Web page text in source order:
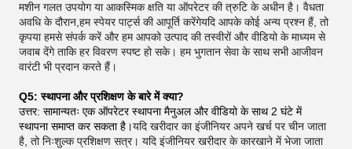
मशीन गलत उपयोग या आकस्मिक क्षति या ऑपरेटर की त्रुटि के अधीन है। वैधता
अवधि के दौरान,हम स्पेयर पार्ट्स की आपूर्ति करेंगेयदि आपके कोई अन्य प्रश्न हैं, तो
कृपया हमसे संपर्क करें और हम आपको उत्पाद की तस्वीरों और वीडियो के माध्यम से
जवाब देंगे ताकि हर विवरण स्पष्ट हो सके। हम भुगतान सेवा के साथ सभी आजीवन
वारंटी भी प्रदान करते हैं।
Q5: स्थापना और प्रशिक्षण के बारे में क्या?
उत्तर: सामान्यतः एक ऑपरेटर स्थापना मैनुअल और वीडियो के साथ 2 घंटे में
स्थापना समाप्त कर सकता है।यदि खरीदार का इंजीनियर अपने खर्च पर चीन जाता
है, तो निःशुल्क प्रशिक्षण सत्र। यदि इंजीनियर खरीदार के कारखाने में भेजा जाता